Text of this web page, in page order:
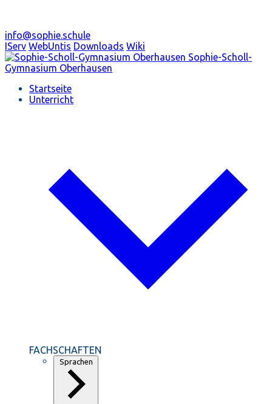
info@sophie.schule
IServ WebUntis Downloads Wiki
Sophie-Scholl-
Gymnasium Oberhausen
Startseite
Unterricht
FACHSCHAFTEN
Sprachen